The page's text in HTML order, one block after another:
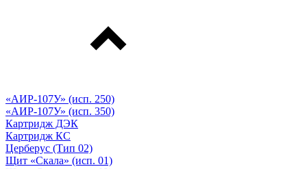
«АИР-107У» (исп. 250)
«АИР-107У» (исп. 350)
Картридж ДЭК
Картридж КС
Церберус (Тип 02)
Щит «Скала» (исп. 01)